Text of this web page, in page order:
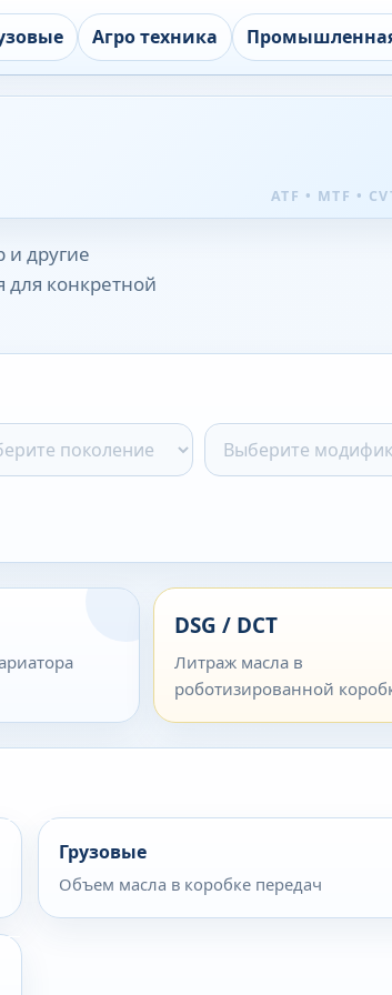
Агро техника
и другие
для конкретной
DSG / DCT
Литраж масла в
роботизированной
Грузовые
Объем масла в коробке передач